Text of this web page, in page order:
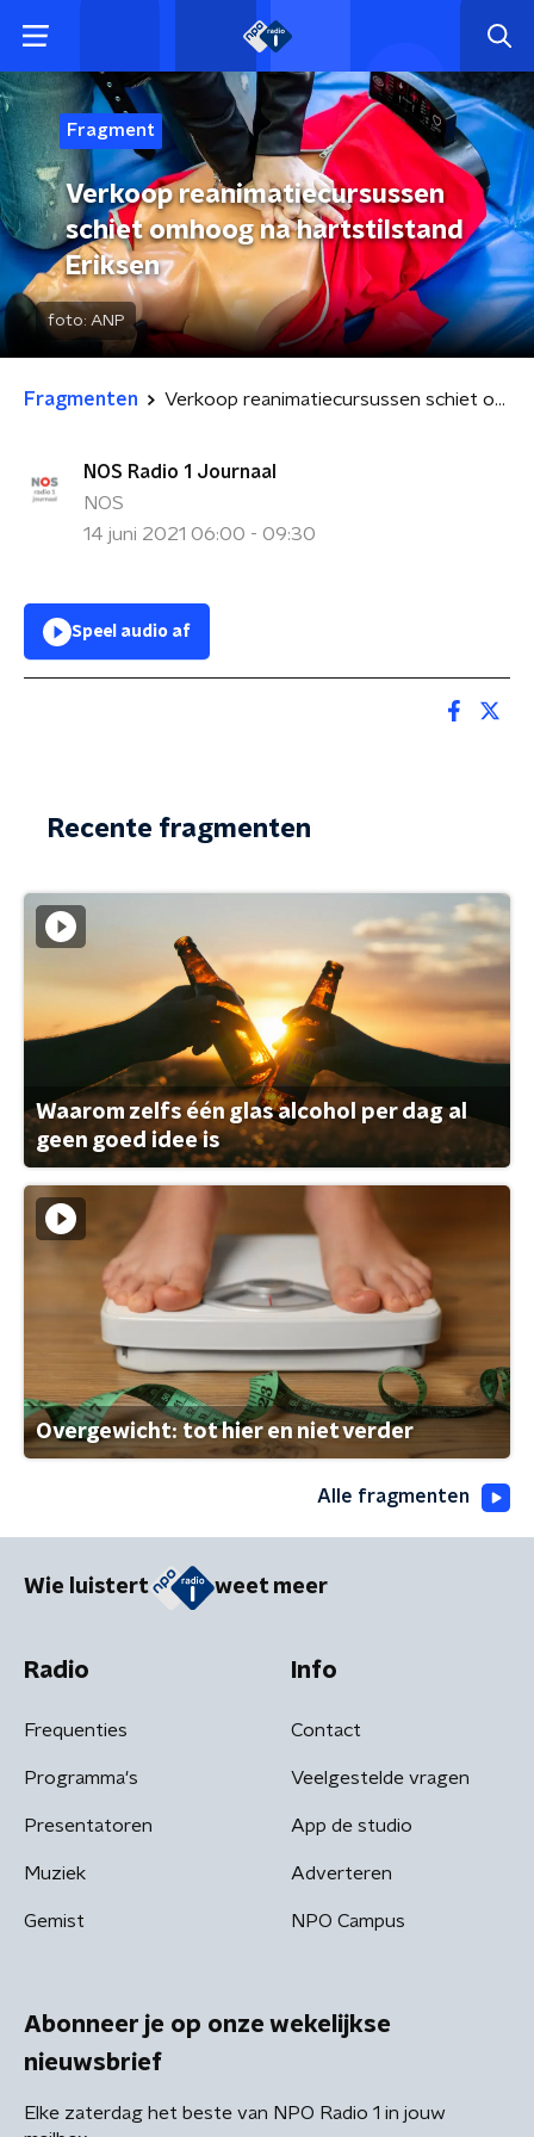
Fragment
Verkoop reanimatiecursussen
schiet omhoog na hartstilstand
Eriksen
foto: ANP
Fragmenten Verkoop reanimatiecursussen schiet omhoog na hartstilstand Eriksen
NOS Radio 1 Journaal
NOS
14 juni 2021 06:00 - 09:30
Speel audio af
Recente fragmenten
Waarom zelfs één glas alcohol per dag al
geen goed idee is
Overgewicht: tot hier en niet verder
Alle fragmenten
Wie luistert weet meer
Radio
Frequenties
Programma's
Presentatoren
Muziek
Gemist
Info
Contact
Veelgestelde vragen
App de studio
Adverteren
NPO Campus
Abonneer je op onze wekelijkse
nieuwsbrief
Elke zaterdag het beste van NPO Radio 1 in jouw